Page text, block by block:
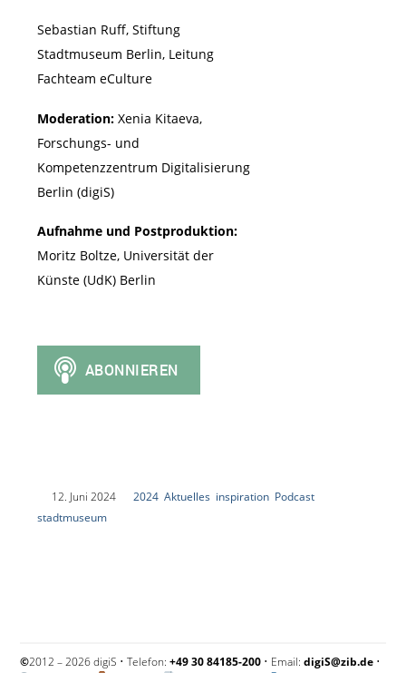
Sebastian Ruff, Stiftung
Stadtmuseum Berlin, Leitung
Fachteam eCulture
Moderation:Xenia Kitaeva,
Forschungs- und
Kompetenzzentrum Digitalisierung
Berlin (digiS)
Aufnahme und Postproduktion:
Moritz Boltze, Universität der
Künste (UdK) Berlin
12. Juni 2024 2024, Aktuelles inspiration, Podcast,
stadtmuseum
©2012 – 2026 digiS • Telefon:+49 30 84185-200 • Email:digiS@zib.de •